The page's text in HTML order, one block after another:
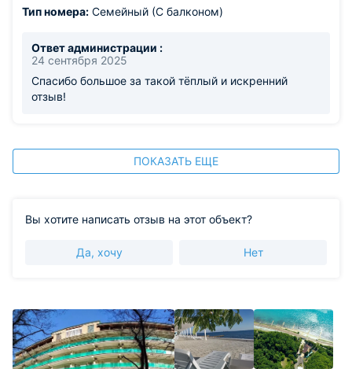
Тип номера: Семейный (С балконом)
Ответ администрации :
24 сентября 2025
Спасибо большое за такой тёплый и искренний
отзыв!
ПОКАЗАТЬ ЕЩЕ
Вы хотите написать отзыв на этот объект?
Да, хочу Нет